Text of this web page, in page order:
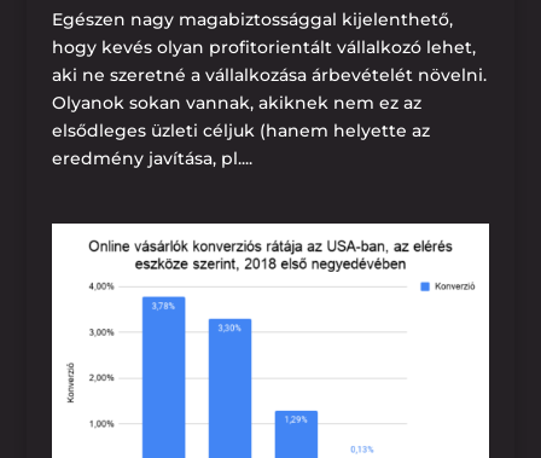
Egészen nagy magabiztossággal kijelenthető,
hogy kevés olyan profitorientált vállalkozó lehet,
aki ne szeretné a vállalkozása árbevételét növelni.
Olyanok sokan vannak, akiknek nem ez az
elsődleges üzleti céljuk (hanem helyette az
eredmény javítása, pl....